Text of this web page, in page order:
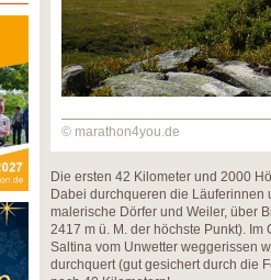
© marathon4you.de
Die ersten 42 Kilometer und 2000
Dabei durchqueren die Läuferinnen
malerische Dörfer und Weiler, über
2417 m ü. M. der höchste Punkt).
Saltina vom Unwetter weggerissen
durchquert (gut gesichert durch die